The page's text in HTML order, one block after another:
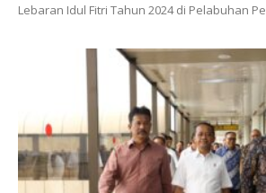
Lebaran Idul Fitri Tahun 2024 di Pelabuhan